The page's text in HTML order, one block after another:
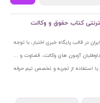
کتاب حقوق و وکالت
در قالب پایگاه خبری اختبار، با توجه
آزمون های وکالت، قضاوت و ...
با استفاده از تجربه و تخصص تیم حرفه
به این منظور با راه اندازی و تجهیز